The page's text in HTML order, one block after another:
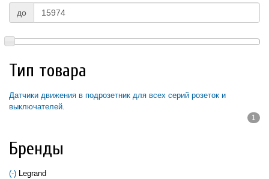
до
Тип товара
Датчики движения в подрозетник для всех серий розеток и
выключателей.
1
выключателей. filter
Бренды
(-) Remove Legrand filter
Legrand